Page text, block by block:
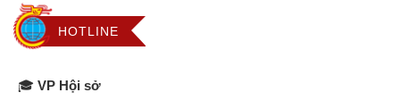
HOTLINE
🎓 VP Hội sở